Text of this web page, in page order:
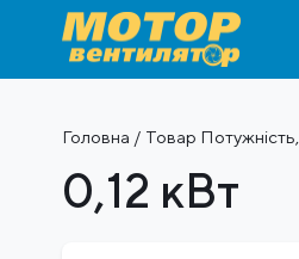
Головна / Товар
0,12 кВт